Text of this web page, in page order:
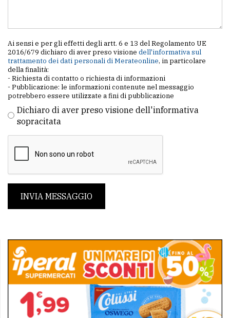
Ai sensi e per gli effetti degli artt. 6 e 13 del Regolamento UE
2016/679 dichiaro di aver preso visione dell'informativa sul
trattamento dei dati personali di Merateonline, in particolare
della finalità:
- Richiesta di contatto o richiesta di informazioni
- Pubblicazione: le informazioni contenute nel messaggio
potrebbero essere utilizzate a fini di pubblicazione
Dichiaro di aver preso visione dell'informativa
sopracitata
INVIA MESSAGGIO